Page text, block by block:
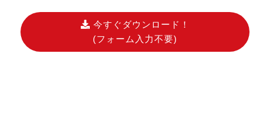
今すぐダウンロード！
(フォーム入力不要)